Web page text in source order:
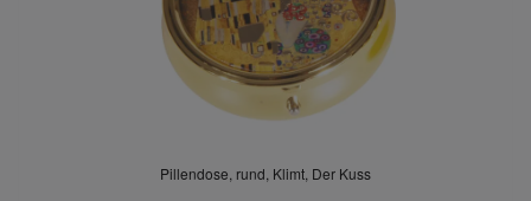
Pillendose, rund, Klimt, Der Kuss